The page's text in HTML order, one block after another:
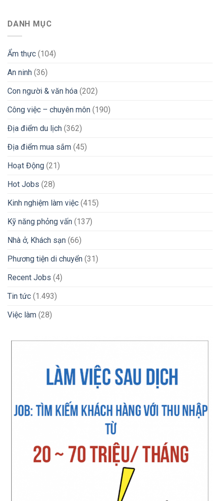
Peso
Sang
DANH MỤC
Ẩm thực (104)
An ninh (36)
Con người & văn hóa (202)
Công việc – chuyên môn (190)
Địa điểm du lịch (362)
Địa điểm mua sắm (45)
Hoạt Động (21)
Hot Jobs (28)
Kinh nghiệm làm việc (415)
Kỹ năng phỏng vấn (137)
Nhà ở, Khách sạn (66)
Phương tiện di chuyển (31)
Recent Jobs (4)
Tin tức (1.493)
Việc làm (28)